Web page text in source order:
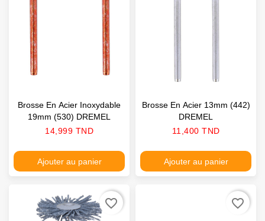
Brosse En Acier Inoxydable
19mm (530) DREMEL
Prix
14,999 TND
Ajouter au panier
Brosse En Acier 13mm (442)
DREMEL
Prix
11,400 TND
Ajouter au panier
favorite_border favorite_border